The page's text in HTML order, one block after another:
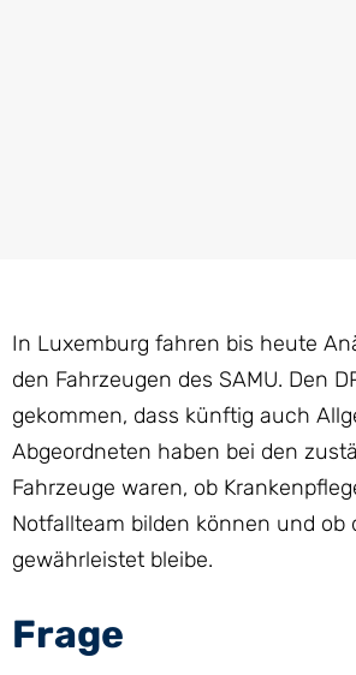
In Luxemburg fahren bis heute
den Fahrzeugen des SAMU. Den
gekommen, dass künftig auch
Abgeordneten haben bei den
Fahrzeuge waren, ob
Notfallteam bilden können und ob
gewährleistet bleibe.
Frage